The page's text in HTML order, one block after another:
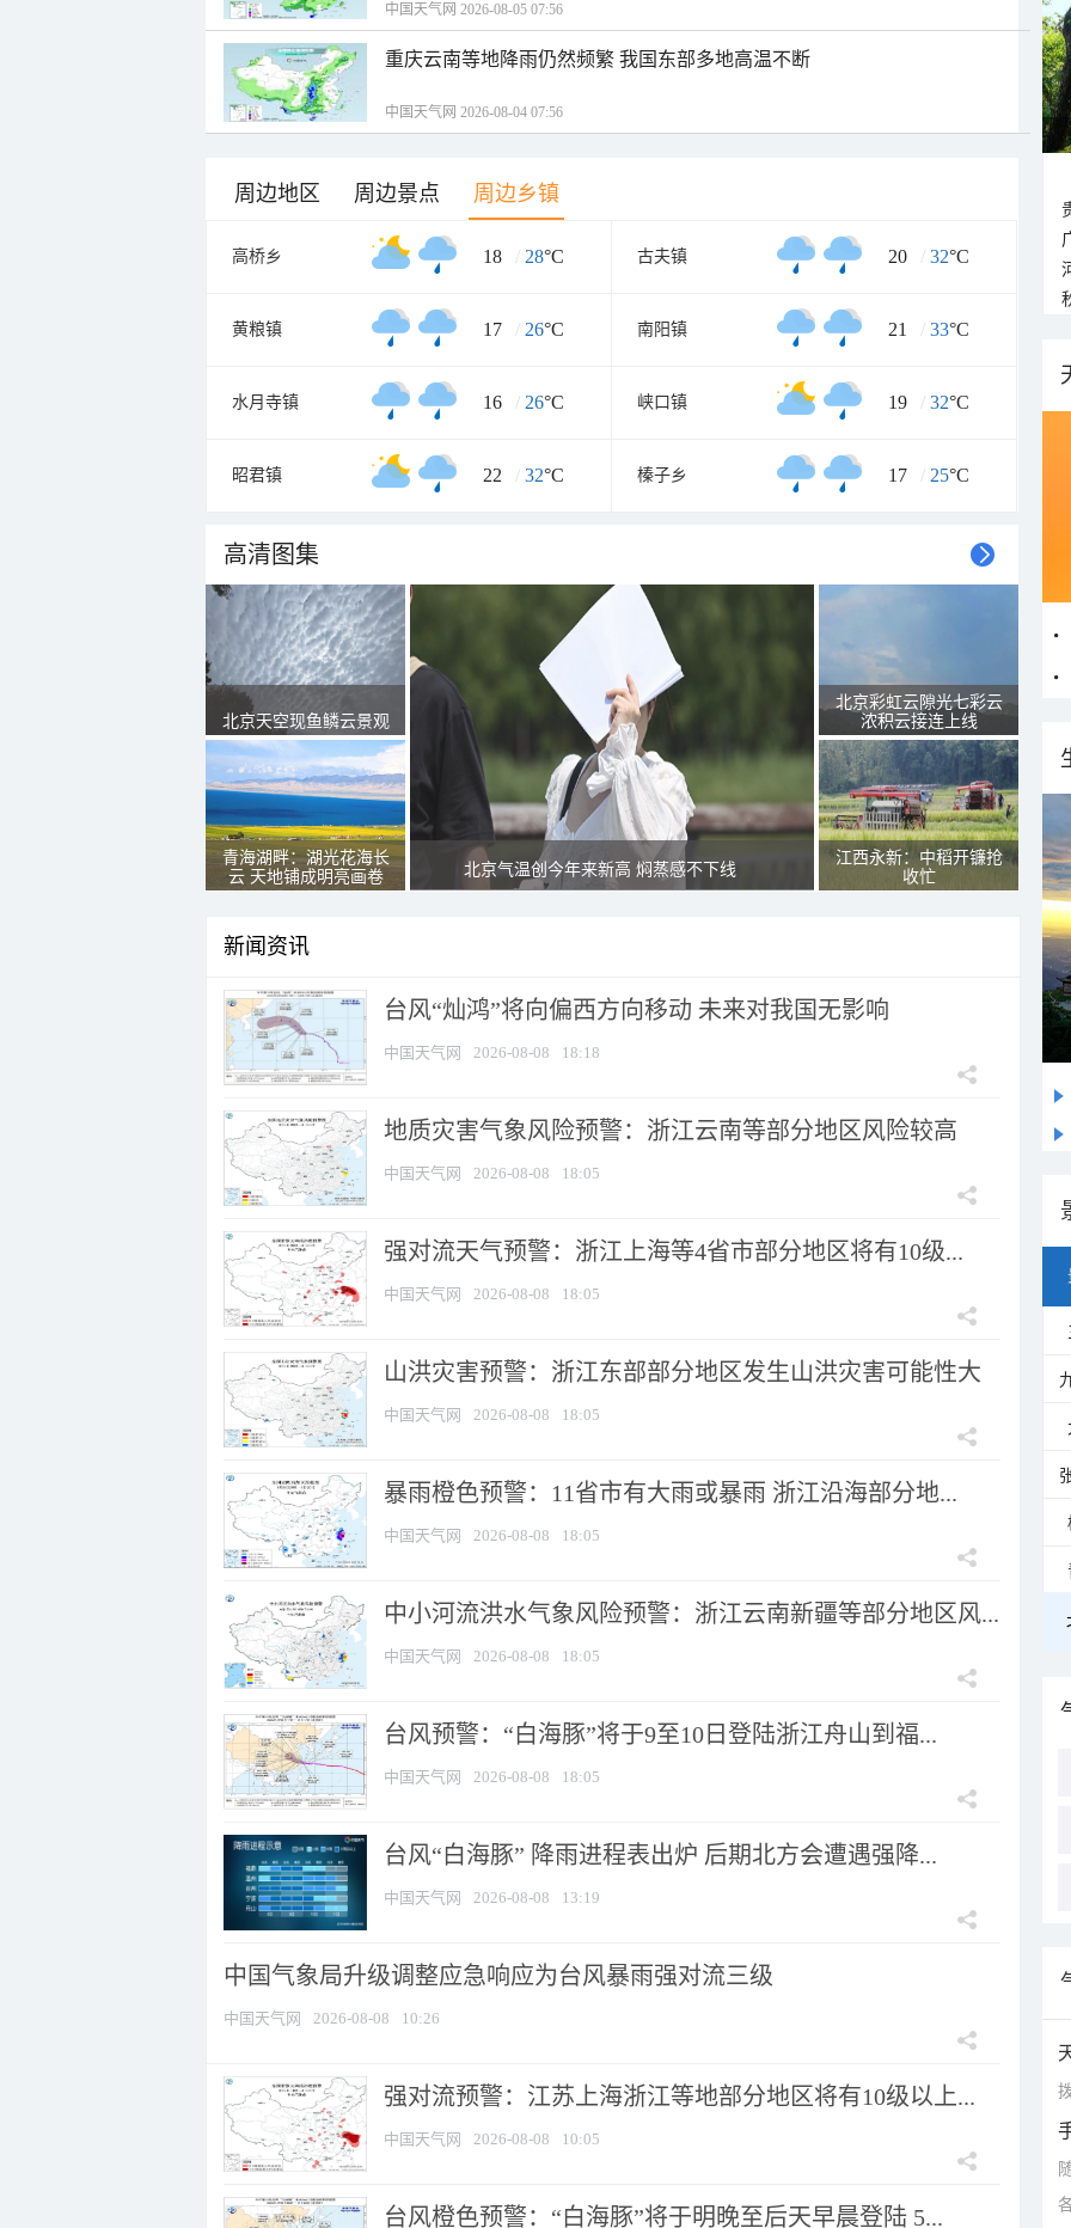
中国天气网 2026-08-05 07:56
重庆云南等地降雨仍然频繁 我国东部多地高温不断
中国天气网 2026-08-04 07:56
周边地区 周边景点 周边乡镇
高桥乡 18 / 28°C 古夫镇 20 / 32°C
黄粮镇 17 / 26°C 南阳镇 21 / 33°C
水月寺镇 16 / 26°C 峡口镇 19 / 32°C
昭君镇 22 / 32°C 榛子乡 17 / 25°C
高清图集
北京天空现鱼鳞云景观
青海湖畔：湖光花海长
云 天地铺成明亮画卷
北京气温创今年来新高 焖蒸感不下线
北京彩虹云隙光七彩云
浓积云接连上线
江西永新：中稻开镰抢
收忙
新闻资讯
台风“灿鸿”将向偏西方向移动 未来对我国无影响
中国天气网 2026-08-08 18:18
地质灾害气象风险预警：浙江云南等部分地区风险较高
中国天气网 2026-08-08 18:05
强对流天气预警：浙江上海等4省市部分地区将有10级...
中国天气网 2026-08-08 18:05
山洪灾害预警：浙江东部部分地区发生山洪灾害可能性大
中国天气网 2026-08-08 18:05
暴雨橙色预警：11省市有大雨或暴雨 浙江沿海部分地...
中国天气网 2026-08-08 18:05
中小河流洪水气象风险预警：浙江云南新疆等部分地区风...
中国天气网 2026-08-08 18:05
台风预警：“白海豚”将于9至10日登陆浙江舟山到福...
中国天气网 2026-08-08 18:05
台风“白海豚” 降雨进程表出炉 后期北方会遭遇强降...
中国天气网 2026-08-08 13:19
中国气象局升级调整应急响应为台风暴雨强对流三级
中国天气网 2026-08-08 10:26
强对流预警：江苏上海浙江等地部分地区将有10级以上...
中国天气网 2026-08-08 10:05
台风橙色预警：“白海豚”将于明晚至后天早晨登陆 5...